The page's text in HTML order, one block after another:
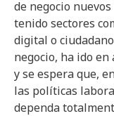
de negocio
tenido sectores
digital o
negocio, ha ido
y se espera que,
las políticas
dependa